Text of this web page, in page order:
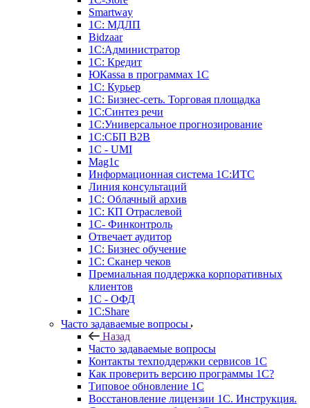
Smartway
1С: МДЛП
Bidzaar
1С:Администратор
1С: Кредит
ЮКаssа в программах 1С
1С: Курьер
1С: Бизнес-сеть. Торговая площадка
1С:Синтез речи
1С:Универсальное прогнозирование
1С:СБП B2B
1C - UMI
Mag1c
Информационная система 1С:ИТС
Линия консультаций
1С: Облачный архив
1С: КП Отраслевой
1С- Финконтроль
Отвечает аудитор
1С: Бизнес обучение
1С: Сканер чеков
Премиальная поддержка корпоративных
клиентов
1С - ОФД
1С:Share
Часто задаваемые вопросы
Назад
Часто задаваемые вопросы
Контакты техподдержки сервисов 1С
Как проверить версию программы 1С?
Типовое обновление 1С
Восстановление лицензии 1С. Инструкция.